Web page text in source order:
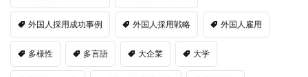
外国人採用成功事例 外国人採用戦略 外国人雇用
多様性 多言語 大企業 大学